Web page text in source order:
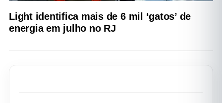
Light identifica mais de 6 mil ‘gatos’ de
energia em julho no RJ